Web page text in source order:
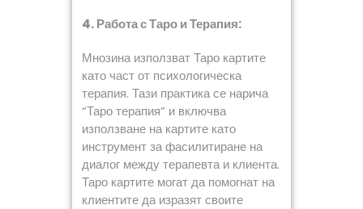
4. Работа с Таро и Терапия:
Мнозина използват Таро картите
като част от психологическа
терапия. Тази практика се нарича
“Таро терапия” и включва
използване на картите като
инструмент за фасилитиране на
диалог между терапевта и клиента.
Таро картите могат да помогнат на
клиентите да изразят своите